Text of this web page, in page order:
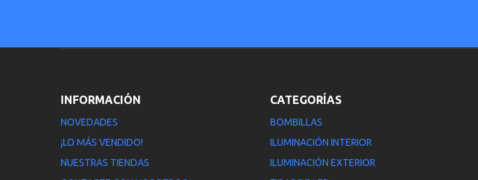
INFORMACIÓN
NOVEDADES
¡LO MÁS VENDIDO!
NUESTRAS TIENDAS
CATEGORÍAS
BOMBILLAS
ILUMINACIÓN INTERIOR
ILUMINACIÓN EXTERIOR